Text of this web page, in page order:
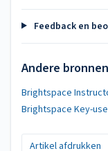
Feedback en
Andere bronnen
Brightspace
Brightspace Key-
Artikel afdrukken